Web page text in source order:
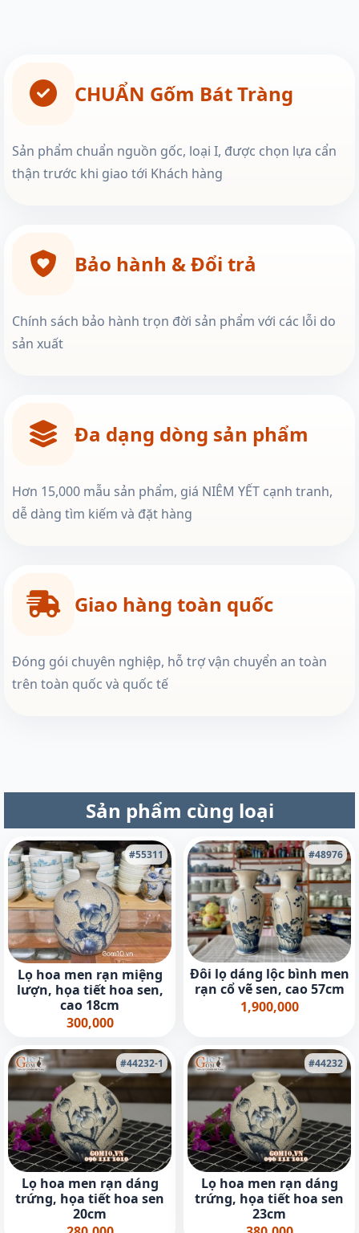
CHUẨN Gốm Bát Tràng
Sản phẩm chuẩn nguồn gốc, loại I, được chọn lựa cẩn
thận trước khi giao tới Khách hàng
Bảo hành & Đổi trả
Chính sách bảo hành trọn đời sản phẩm với các lỗi do
sản xuất
Đa dạng dòng sản phẩm
Hơn 15,000 mẫu sản phẩm, giá NIÊM YẾT cạnh tranh,
dễ dàng tìm kiếm và đặt hàng
Giao hàng toàn quốc
Đóng gói chuyên nghiệp, hỗ trợ vận chuyển an toàn
trên toàn quốc và quốc tế
Sản phẩm cùng loại
#55311
Lọ hoa men rạn miệng
lượn, họa tiết hoa sen,
cao 18cm
300,000
#48976
Đôi lọ dáng lộc bình men
rạn cổ vẽ sen, cao 57cm
1,900,000
#44232-1
Lọ hoa men rạn dáng
trứng, họa tiết hoa sen
20cm
#44232
Lọ hoa men rạn dáng
trứng, họa tiết hoa sen
23cm